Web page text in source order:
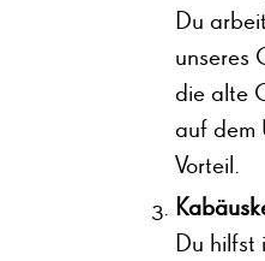
Du
unseres
die alte
auf dem
Vorteil.
Du hilfst